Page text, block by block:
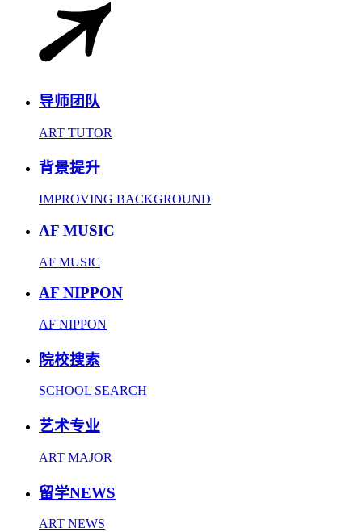
导师团队
ART TUTOR
背景提升
IMPROVING BACKGROUND
AF MUSIC
AF MUSIC
AF NIPPON
AF NIPPON
院校搜索
SCHOOL SEARCH
艺术专业
ART MAJOR
留学NEWS
ART NEWS